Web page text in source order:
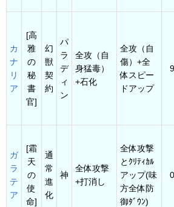
カ
ナ
リ
ア
[高
雅
の
秘
書
官]
幻
獣
契
約
パ
ラ
デ
ィ
ン
全攻（自
身猛毒）
+石化
全攻（自
傷）+全
体スピー
ドアップ
ガ
ラ
テ
ア
[霜
天
の
使
命]
通
常
進
化
神
全体攻撃
+打消し
全体攻撃
とｸﾘﾃｨｶﾙ
アップ(味
方全体防
御ﾀﾞｳﾝ)